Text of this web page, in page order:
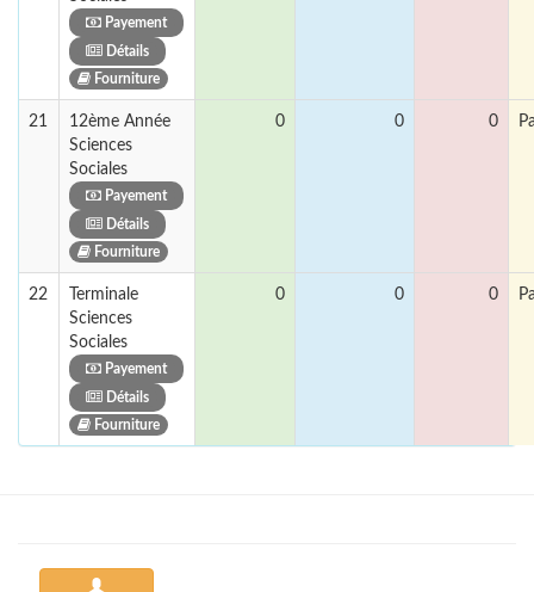
Payement
Détails
Fourniture
21
12ème Année
Sciences
Sociales
Payement
Détails
Fourniture
0 0 0
22
Terminale
Sciences
Sociales
Payement
Détails
Fourniture
0 0 0